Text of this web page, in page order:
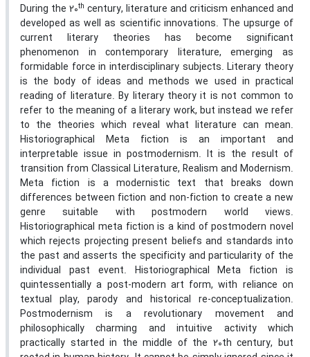
During the 20th century, literature and criticism enhanced and
developed as well as scientific innovations. The upsurge of
current literary theories has become significant
phenomenon in contemporary literature, emerging as
formidable force in interdisciplinary subjects. Literary theory
is the body of ideas and methods we used in practical
reading of literature. By literary theory it is not common to
refer to the meaning of a literary work, but instead we refer
to the theories which reveal what literature can mean.
Historiographical Meta fiction is an important and
interpretable issue in postmodernism. It is the result of
transition from Classical Literature, Realism and Modernism.
Meta fiction is a modernistic text that breaks down
differences between fiction and non-fiction to create a new
genre suitable with postmodern world views.
Historiographical meta fiction is a kind of postmodern novel
which rejects projecting present beliefs and standards into
the past and asserts the specificity and particularity of the
individual past event. Historiographical Meta fiction is
quintessentially a post-modern art form, with reliance on
textual play, parody and historical re-conceptualization.
Postmodernism is a revolutionary movement and
philosophically charming and intuitive activity which
practically started in the middle of the 20th century, but